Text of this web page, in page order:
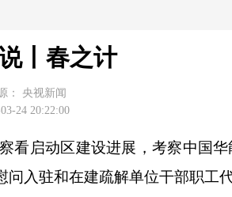
丨春之计
：
央视新闻
24 20:22:00
启动区建设进展，考察中国华
入驻和在建疏解单位干部职工代